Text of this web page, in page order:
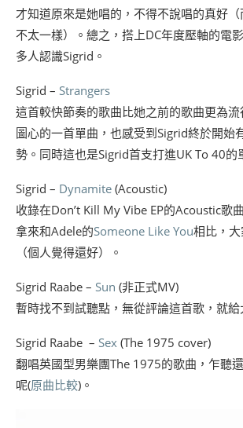
才知道原來是她唱的，不得不說唱的真好
不太一樣）。總之，搭上DC年度壓軸的電
多人認識Sigrid。
Sigrid – Strangers
這首較快節奏的歌曲比她之前的歌曲更為
圖心的一首單曲，也感受到Sigrid終於開始
勢。同時這也是Sigrid首支打進UK To 40的
Sigrid – Dynamite (Acoustic)
收錄在Don’t Kill My Vibe EP的Acoustic歌
拿來和Adele的Someone Like You相比，
（個人覺得還好）。
Sigrid Raabe – Sun (非正式MV)
暫時找不到試聽點，無從評論這首歌，就給
Sigrid Raabe – Sex (The 1975 cover)
翻唱英國型男樂團The 1975的歌曲，乍聽
呢(原曲比較)。